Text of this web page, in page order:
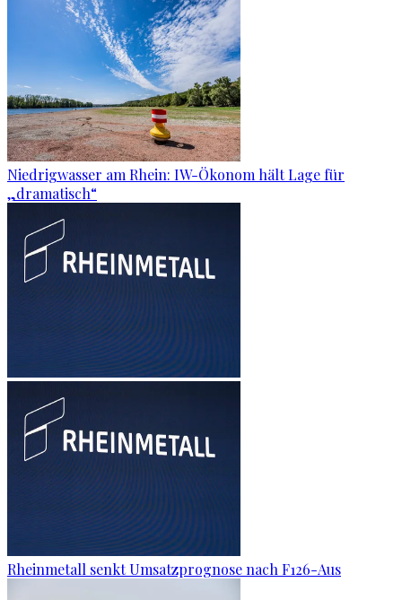
Niedrigwasser am Rhein: IW-Ökonom hält Lage für
„dramatisch“
Rheinmetall senkt Umsatzprognose nach F126-Aus